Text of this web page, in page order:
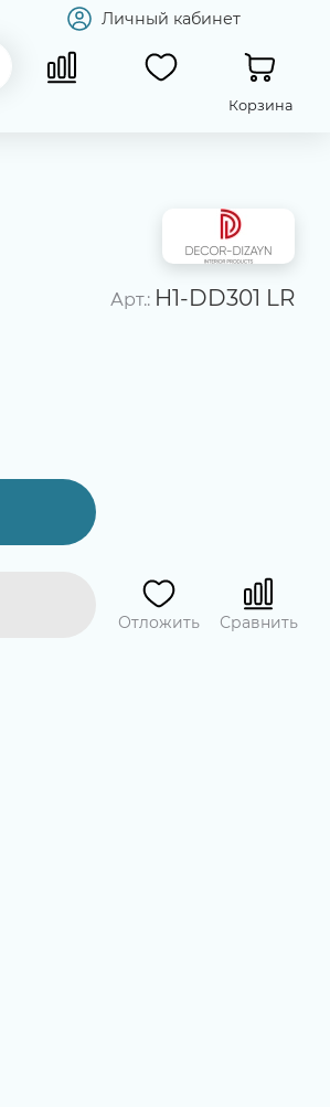
Личный кабинет
Корзина
Арт.: H1-DD301 LR
Отложить Сравнить